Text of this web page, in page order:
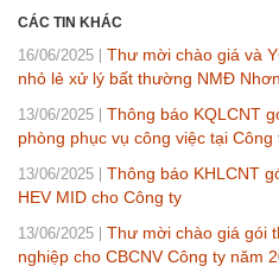
CÁC TIN KHÁC
16/06/2025
Thư mời chào giá và
nhỏ lẻ xử lý bất thường NMĐ
13/06/2025
Thông báo KQLCNT
phòng phục vụ công việc tại Công
13/06/2025
Thông báo KHLCNT
HEV MID cho Công ty
13/06/2025
Thư mời chào giá gói
nghiệp cho CBCNV Công ty năm